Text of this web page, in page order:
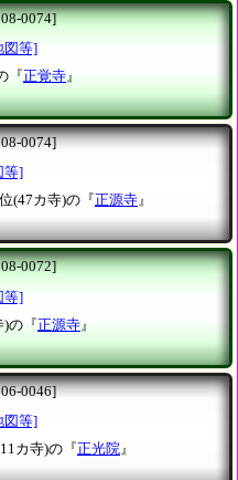
0074]
図等]
『正覚寺』
0074]
等]
(47カ寺)の『正源寺』
0072]
等]
)の『正源寺 』
0046]
図等]
カ寺)の『正光院』